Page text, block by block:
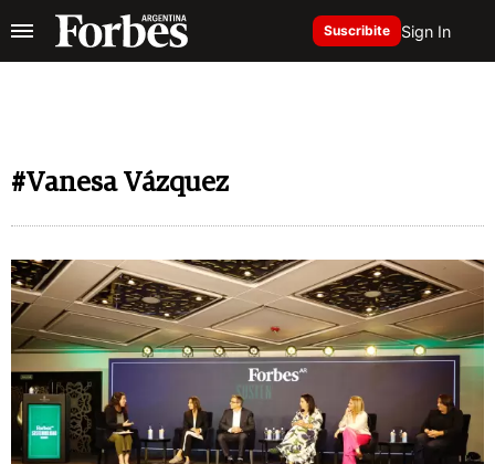
Suscribite Sign In
#Vanesa Vázquez